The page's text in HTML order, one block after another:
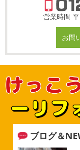
営業時間
お問
ブログ＆